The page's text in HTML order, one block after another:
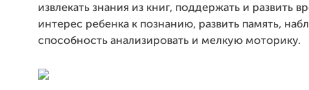
извлекать знания из книг, поддержать и развить
интерес ребенка к познанию, развить память,
способность анализировать и мелкую моторику.